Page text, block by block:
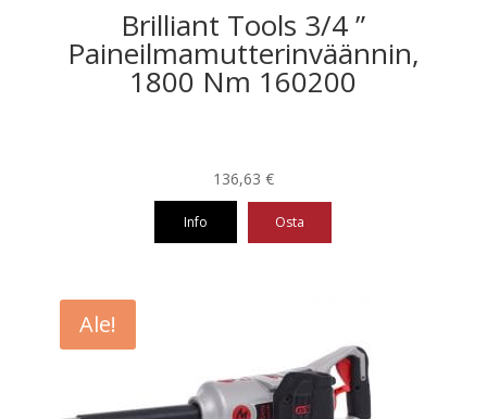
Brilliant Tools 3/4 ”
Paineilmamutterinväännin,
1800 Nm 160200
136,63 €
Info Osta
Ale!